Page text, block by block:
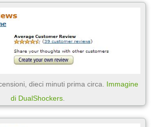
dieci minuti prima circa. Immagine
di DualShockers.